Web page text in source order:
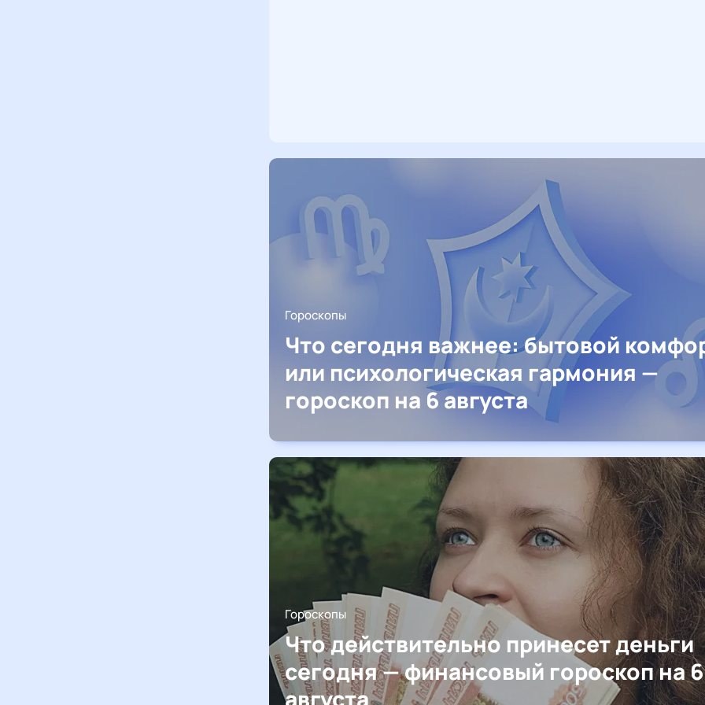
Гороскопы
Что сегодня важнее: бытовой
или психологическая гармония —
гороскоп на 6 августа
Гороскопы
Что действительно принесет деньги
сегодня — финансовый гороскоп на 6
августа